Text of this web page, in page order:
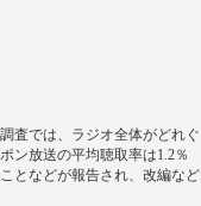
査では、ラジオ全体がどれぐ
ン放送の平均聴取率は1.2％
となどが報告され、改編など